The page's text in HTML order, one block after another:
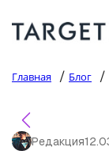
Главная / Блог /
Редакция